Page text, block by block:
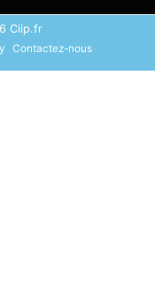
Ciip.fr
Contactez-nous